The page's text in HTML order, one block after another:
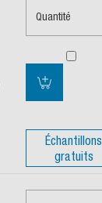
Quantité
Échantillons
gratuits